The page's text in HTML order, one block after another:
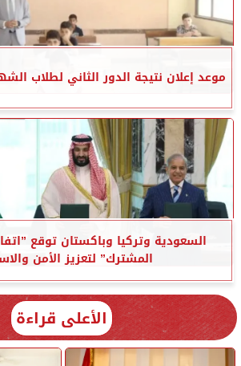
موعد إعلان نتيجة الدور الثاني لطلاب
السعودية وتركيا وباكستان توقع
المشترك” لتعزيز الأمن
الأعلى قراءة